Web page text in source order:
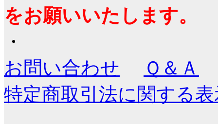
をお願いいたします。
・
お問い合わせ
Ｑ＆Ａ
特定商取引法に関する